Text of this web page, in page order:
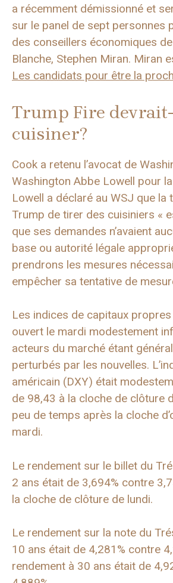
a récemment démissionné et
sur le panel de sept personnes
des conseillers économiques
Blanche, Stephen Miran. Miran
Les candidats pour être la
Trump Fire
cuisiner?
Cook a retenu l’avocat de
Washington Abbe Lowell pour
Lowell a déclaré au WSJ que la
Trump de tirer des cuisiniers «
que ses demandes n’avaient
base ou autorité légale
prendrons les mesures
empêcher sa tentative de
Les indices de capitaux
ouvert le mardi modestement
acteurs du marché étant
perturbés par les nouvelles.
américain (DXY) était
de 98,43 à la cloche de clôture
peu de temps après la cloche
mardi.
Le rendement sur le billet du
2 ans était de 3,694% contre
la cloche de clôture de lundi.
Le rendement sur la note du
10 ans était de 4,281% contre
rendement à 30 ans était de